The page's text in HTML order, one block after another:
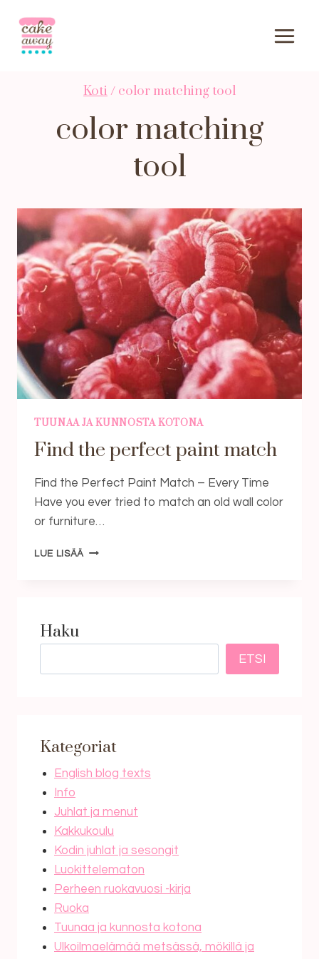
sisältöön
Koti / color matching tool
color matching
tool
TUUNAA JA KUNNOSTA KOTONA
Find the perfect paint match
Find the Perfect Paint Match – Every Time
Have you ever tried to match an old wall color
or furniture…
LUE LISÄÄ FIND
Haku
ETSI
Kategoriat
English blog texts
Info
Juhlat ja menut
Kakkukoulu
Kodin juhlat ja sesongit
Luokittelematon
Perheen ruokavuosi -kirja
Ruoka
Tuunaa ja kunnosta kotona
Ulkoilmaelämää metsässä, mökillä ja